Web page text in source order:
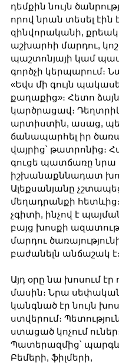
դեմքին նույն
որով նրան տեսել էին
զինվորականի,
աշխարհի մարդու,
պաշտոնյայի կամ
գործչի կերպարում։
«Եվս մի գույն
քաղաքից»։ Հետո
կարծրացավ։
արտիստին, ասաց,
ճանապարհել իր
վայրից՝ թատրոնից։
գուցե պատճառը նրա
իշխանաքննադատ
Ալեքսանյանը
մեղադրանքի
չգիտի, ինչով է
բայց խոսքի
մարդու
բաժանելն անճաշակ է։
Այդ օրը նա խոսում էր
մասին։ Նրա
կանգնած էր նույն
ստվերում։
ստացած կոչում
Պատերազմից՝
Բեմերի, ֆիլմերի,